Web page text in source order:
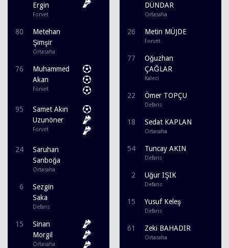
Ergin
Forvet
80
Metehan
Şimşir
Ortasaha
76
Muhammed
Akan
Forvet
95
Samet Akın
Uzunöner
Forvet
24
Saruhan
Sarıboğa
Ortasaha
6
Sezgin
Saka
Defans
15
Sinan
Morgil
Ortasaha
DÜNDAR
Ortasaha
26 Metin MÜJDE
Forvet
77
Oğuzhan
ÇAĞLAR
Kaleci
22 Ömer TOPÇU
Defans
18 Sedat KAPLAN
Ortasaha
54 Tuncay AKIN
Defans
2 Uğur IŞIK
Defans
15 Yusuf Keleş
Defans
61 Zeki BAHADIR
Ortasaha